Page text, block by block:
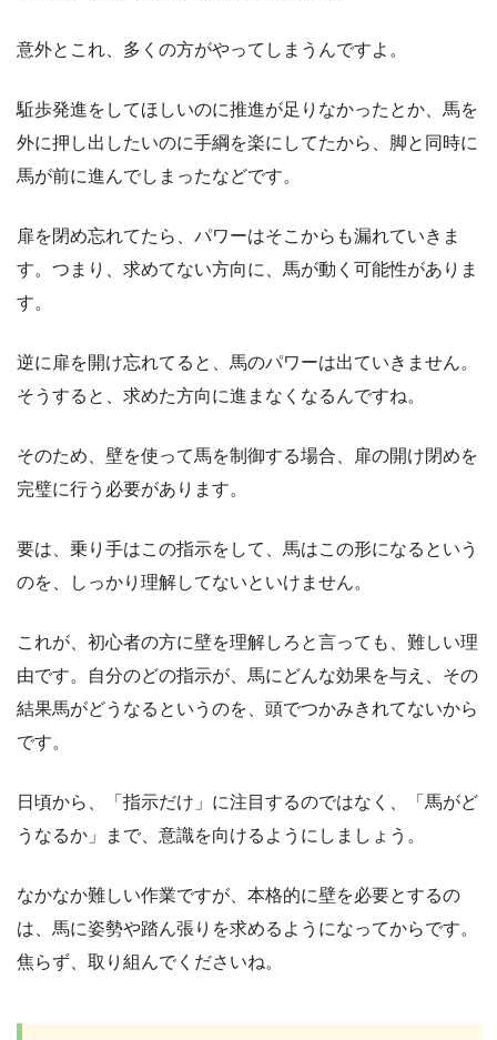
意外とこれ、多くの方がやってしまうんですよ。
駈歩発進をしてほしいのに推進が足りなかったとか、馬を
外に押し出したいのに手綱を楽にしてたから、脚と同時に
馬が前に進んでしまったなどです。
扉を閉め忘れてたら、パワーはそこからも漏れていきま
す。つまり、求めてない方向に、馬が動く可能性がありま
す。
逆に扉を開け忘れてると、馬のパワーは出ていきません。
そうすると、求めた方向に進まなくなるんですね。
そのため、壁を使って馬を制御する場合、扉の開け閉めを
完璧に行う必要があります。
要は、乗り手はこの指示をして、馬はこの形になるという
のを、しっかり理解してないといけません。
これが、初心者の方に壁を理解しろと言っても、難しい理
由です。自分のどの指示が、馬にどんな効果を与え、その
結果馬がどうなるというのを、頭でつかみきれてないから
です。
日頃から、「指示だけ」に注目するのではなく、「馬がど
うなるか」まで、意識を向けるようにしましょう。
なかなか難しい作業ですが、本格的に壁を必要とするの
は、馬に姿勢や踏ん張りを求めるようになってからです。
焦らず、取り組んでくださいね。